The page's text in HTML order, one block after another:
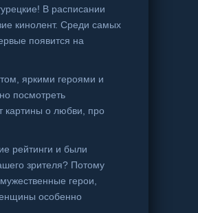
В расписании
кинолент. Среди самых
появится на
яркими героями и
посмотреть
картины о любви, про
рейтинги и были
зрителя? Потому
герои,
особенно